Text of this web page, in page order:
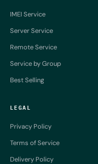
IMEI Service
Server Service
Remote Service
Service by Group
Best Selling
LEGAL
Privacy Policy
Terms of Service
Delivery Policy